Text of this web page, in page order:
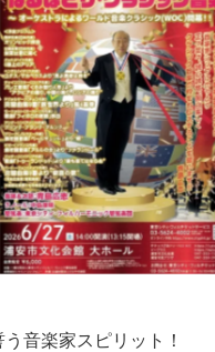
音楽家スピリット！